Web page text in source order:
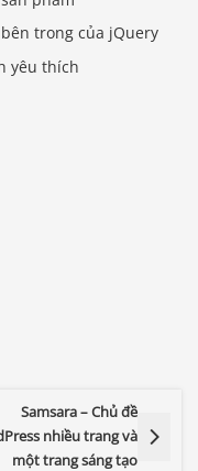
trong của jQuery
yêu thích
Samsara – Chủ đề
nhiều trang và
một trang sáng tạo